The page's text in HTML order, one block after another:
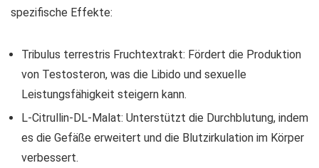
spezifische Effekte:
Tribulus terrestris Fruchtextrakt: Fördert die Produktion
von Testosteron, was die Libido und sexuelle
Leistungsfähigkeit steigern kann.
L-Citrullin-DL-Malat: Unterstützt die Durchblutung, indem
es die Gefäße erweitert und die Blutzirkulation im Körper
verbessert.